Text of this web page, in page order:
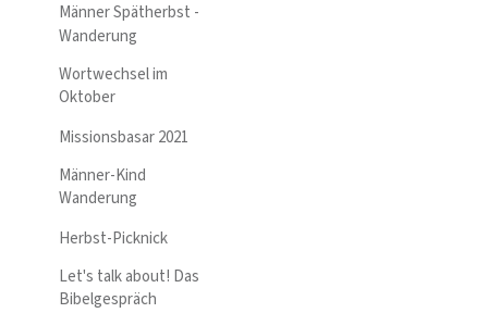
Männer Spätherbst -
Wanderung
Wortwechsel im
Oktober
Missionsbasar 2021
Männer-Kind
Wanderung
Herbst-Picknick
Let's talk about! Das
Bibelgespräch